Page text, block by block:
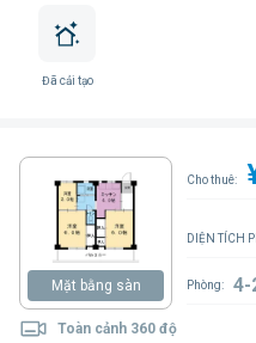
Đã cải tạo
Mặt bằng sàn
Toàn cảnh 360 độ
Cho thuê:
DIỆN TÍCH
Phòng: 4-